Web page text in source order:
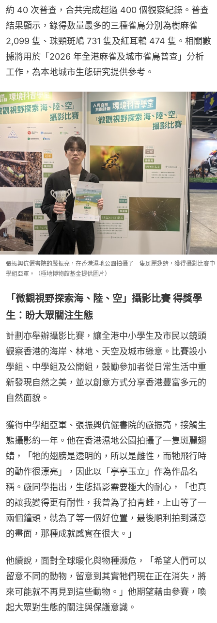
約 40 次普查，合共完成超過 400 個觀察紀錄。普查
結果顯示，錄得數量最多的三種雀鳥分別為樹麻雀
2,099 隻、珠頸斑鳩 731 隻及紅耳鵯 474 隻。相關數
據將用於「2026 年全港麻雀及城市雀鳥普查」分析
工作，為本地城市生態研究提供參考。
張振興伉儷書院的嚴振亮，在香港濕地公園拍攝了一隻斑麗翅蜻，獲得攝影比賽中
學組亞軍。（極地博物館基金提供圖片）
「微觀視野探索海、陸、空」攝影比賽 得獎學
生：盼大眾關注生態
計劃亦舉辦攝影比賽，讓全港中小學生及市民以鏡頭
觀察香港的海岸、林地、天空及城市綠意。比賽設小
學組、中學組及公開組，鼓勵參加者從日常生活中重
新發現自然之美，並以創意方式分享香港豐富多元的
自然面貌。
獲得中學組亞軍、張振興伉儷書院的嚴振亮，接觸生
態攝影約一年。他在香港濕地公園拍攝了一隻斑麗翅
蜻，「牠的翅膀是透明的，所以是雌性，而牠飛行時
的動作很漂亮」，因此以「亭亭玉立」作為作品名
稱。嚴同學指出，生態攝影需要極大的耐心，「也真
的讓我變得更有耐性，我曾為了拍青蛙，上山等了一
兩個鐘頭，就為了等一個好位置，最後順利拍到滿意
的畫面，那種成就感實在很大。」
他續說，面對全球暖化與物種瀕危，「希望人們可以
留意不同的動物，留意到其實牠們現在正在消失，將
來可能就不再見到這些動物。」他期望藉由參賽，喚
起大眾對生態的關注與保護意識。